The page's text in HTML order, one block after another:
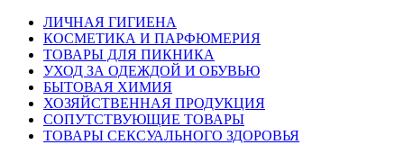
ЛИЧНАЯ ГИГИЕНА
КОСМЕТИКА И ПАРФЮМЕРИЯ
ТОВАРЫ ДЛЯ ПИКНИКА
УХОД ЗА ОДЕЖДОЙ И ОБУВЬЮ
БЫТОВАЯ ХИМИЯ
ХОЗЯЙСТВЕННАЯ ПРОДУКЦИЯ
СОПУТСТВУЮЩИЕ ТОВАРЫ
ТОВАРЫ СЕКСУАЛЬНОГО ЗДОРОВЬЯ